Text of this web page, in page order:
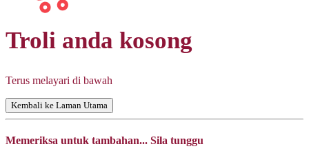
Troli anda kosong
Terus melayari di bawah
Kembali ke Laman Utama
Memeriksa untuk tambahan... Sila tunggu